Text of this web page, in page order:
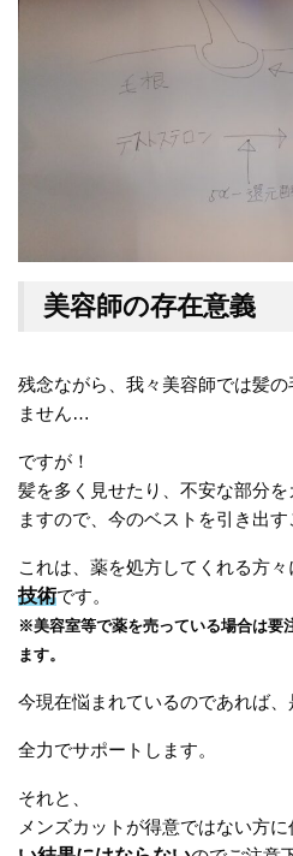
美容師の存在意義
残念ながら、我々美容師では髪
ません…
ですが！
髪を多く見せたり、不安な部分
ますので、今のベストを引き出す
これは、薬を処方してくれる方
技術です。
※美容室等で薬を売っている場合は要
ます。
今現在悩まれているのであれば、
全力でサポートします。
それと、
メンズカットが得意ではない方に